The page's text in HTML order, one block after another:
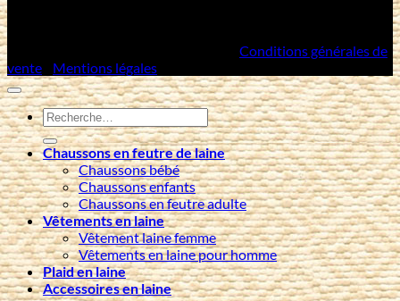
Conditions générales de
vente
Mentions légales
Recherche
pour :
Chaussons en feutre de laine
Chaussons bébé
Chaussons enfants
Chaussons en feutre adulte
Vêtements en laine
Vêtement laine femme
Vêtements en laine pour homme
Plaid en laine
Accessoires en laine